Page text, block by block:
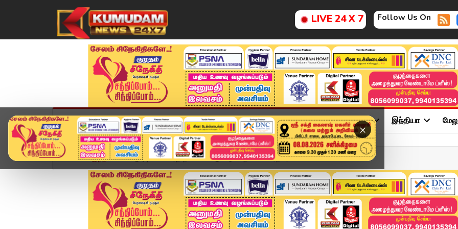
LIVE 24 X 7 Follow Us On
×
முகப்பு விளையாட்டு அண்மை தமிழ்நாடு சினிமா அரசியல் விளையாட்டு இந்தியா
Home இந்தியா ஆயுஷ்மான் பாரத் திட்டம்: 7 ஆண்டு சாதனை - பிரதமர...